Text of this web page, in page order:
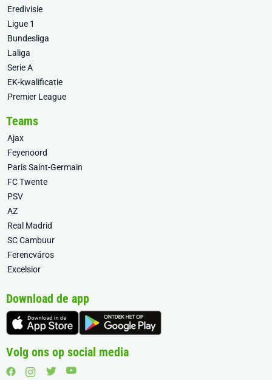
Eredivisie
Ligue 1
Bundesliga
Laliga
Serie A
EK-kwalificatie
Premier League
Teams
Ajax
Feyenoord
Paris Saint-Germain
FC Twente
PSV
AZ
Real Madrid
SC Cambuur
Ferencváros
Excelsior
Download de app
Volg ons op social media